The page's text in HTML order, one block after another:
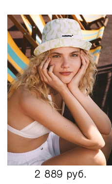
2 889 руб.